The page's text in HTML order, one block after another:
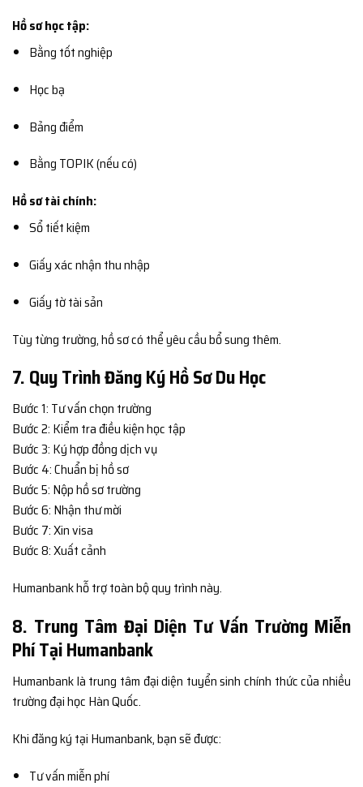
Hồ sơ học tập:
Bằng tốt nghiệp
Học bạ
Bảng điểm
Bằng TOPIK (nếu có)
Hồ sơ tài chính:
Sổ tiết kiệm
Giấy xác nhận thu nhập
Giấy tờ tài sản
Tùy từng trường, hồ sơ có thể yêu cầu bổ sung thêm.
7. Quy Trình Đăng Ký Hồ Sơ Du Học
Bước 1: Tư vấn chọn trường
Bước 2: Kiểm tra điều kiện học tập
Bước 3: Ký hợp đồng dịch vụ
Bước 4: Chuẩn bị hồ sơ
Bước 5: Nộp hồ sơ trường
Bước 6: Nhận thư mời
Bước 7: Xin visa
Bước 8: Xuất cảnh
Humanbank hỗ trợ toàn bộ quy trình này.
8. Trung Tâm Đại Diện Tư Vấn Trường Miễn
Phí Tại Humanbank
Humanbank là trung tâm đại diện tuyển sinh chính thức của nhiều
trường đại học Hàn Quốc.
Khi đăng ký tại Humanbank, bạn sẽ được:
Tư vấn miễn phí